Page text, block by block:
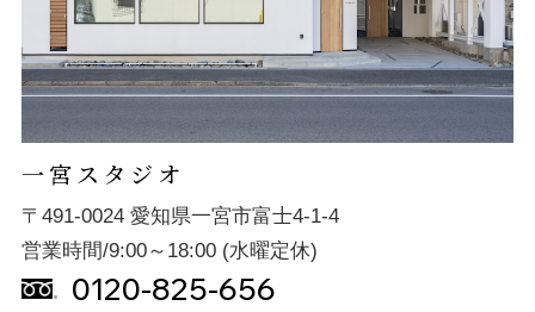
一宮スタジオ
〒491-0024 愛知県一宮市富士4-1-4
営業時間/9:00～18:00 (水曜定休)
0120-825-656